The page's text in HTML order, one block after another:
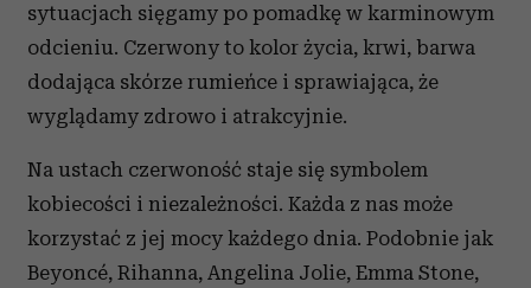
sytuacjach sięgamy po pomadkę w karminowym
odcieniu. Czerwony to kolor życia, krwi, barwa
dodająca skórze rumieńce i sprawiająca, że
wyglądamy zdrowo i atrakcyjnie.
Na ustach czerwoność staje się symbolem
kobiecości i niezależności. Każda z nas może
korzystać z jej mocy każdego dnia. Podobnie jak
Beyoncé, Rihanna, Angelina Jolie, Emma Stone,